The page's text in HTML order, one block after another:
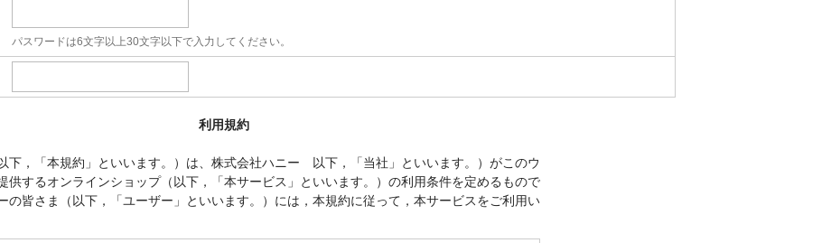
パスワードは6文字以上30文字以下で入力してください。
利用規約
下，「本規約」といいます。）は、株式会社ハニー 以下，「当社」といいます。）がこのウ
供するオンラインショップ（以下，「本サービス」といいます。）の利用条件を定めるもので
の皆さま（以下，「ユーザー」といいます。）には，本規約に従って，本サービスをご利用い